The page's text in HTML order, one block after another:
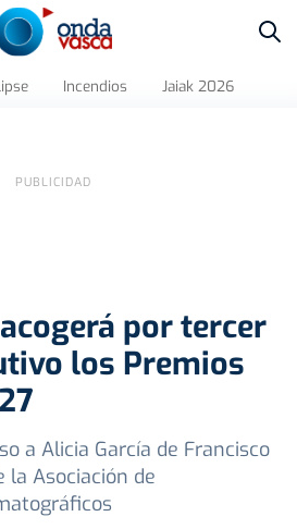
Incendios Jaiak 2026
por tercer
los Premios
a Alicia García de Francisco
la Asociación de